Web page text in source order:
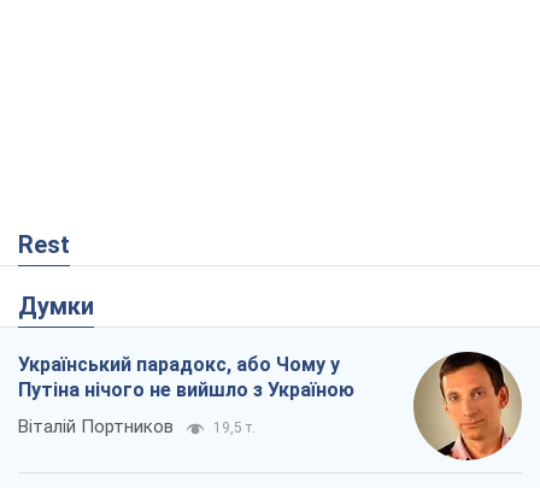
Rest
Думки
Український парадокс, або Чому у
Путіна нічого не вийшло з Україною
Віталій Портников 19,5 т.